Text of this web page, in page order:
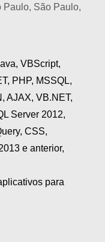
Paulo, São Paulo,
VBScript,
PHP, MSSQL,
AJAX, VB.NET,
Server 2012,
CSS,
e anterior,
para